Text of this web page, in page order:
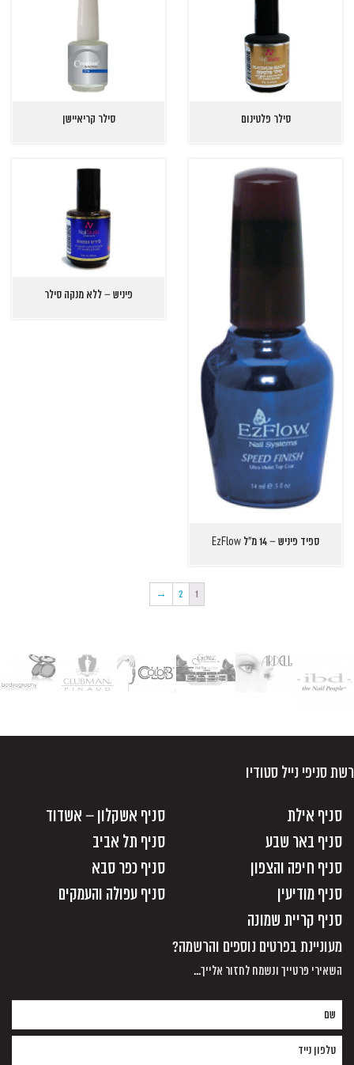
סילר פלטינום סילר קריאיישן
ספיד פיניש – 14 מ"ל EzFlow
פיניש – ללא מנקה סילר
1
2
→
רשת סניפי נייל סטודיו
סניף אילת
סניף אשקלון – אשדוד
סניף באר שבע
סניף תל אביב
סניף חיפה והצפון
סניף כפר סבא
סניף מודיעין
סניף עפולה והעמקים
סניף קריית שמונה
מעוניינת בפרטים נוספים והרשמה?
השאירי פרטייך ונשמח לחזור אלייך...